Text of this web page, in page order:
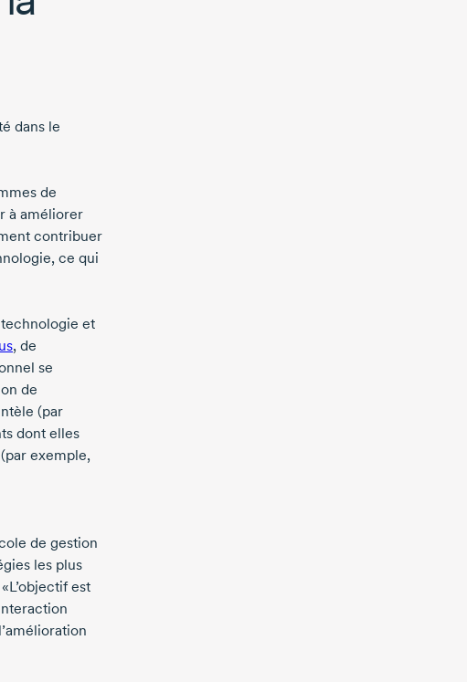
dans le
de
à améliorer
contribuer
ce qui
et
, de
se
de
(par
dont elles
exemple,
de gestion
les plus
est